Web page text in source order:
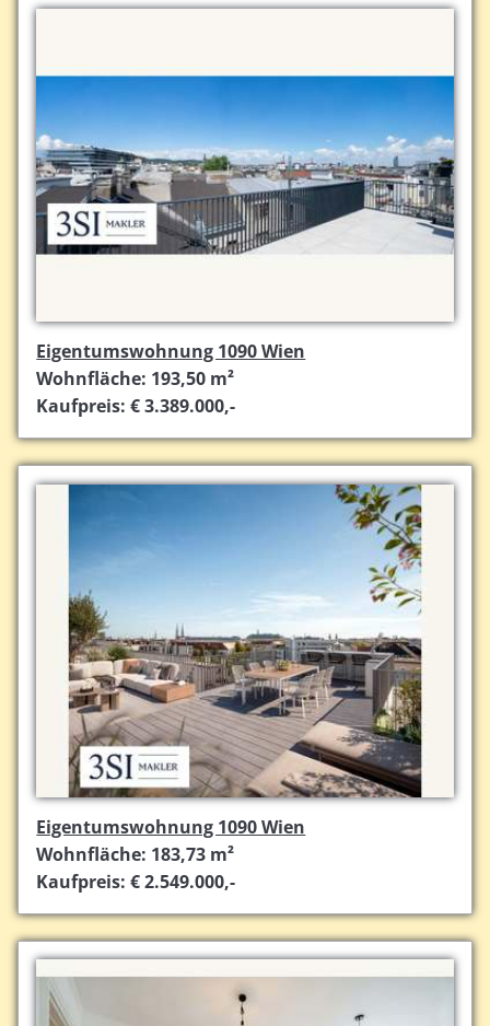
Eigentumswohnung 1090 Wien
Wohnfläche: 193,50 m²
Kaufpreis: € 3.389.000,-
Eigentumswohnung 1090 Wien
Wohnfläche: 183,73 m²
Kaufpreis: € 2.549.000,-